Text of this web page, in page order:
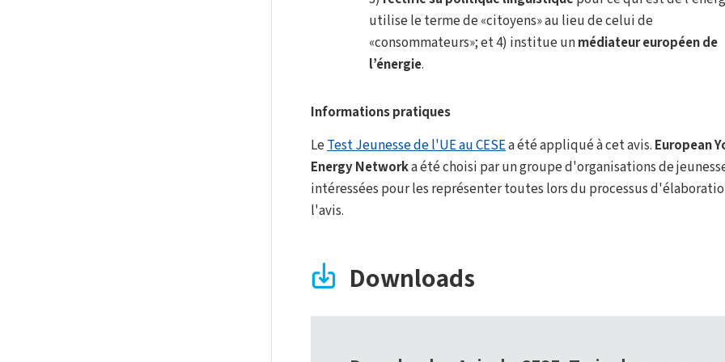
utilise le terme de «citoyens» au lieu de celui de
«consommateurs»; et 4) institue unmédiateur européen de
l’énergie.
Informations pratiques
LeTest Jeunesse de l'UE au CESEa été appliqué à cet avis. European
Energy Networka été choisi par un groupe d'organisations de
intéressées pour les représenter toutes lors du processus
l'avis.
Downloads